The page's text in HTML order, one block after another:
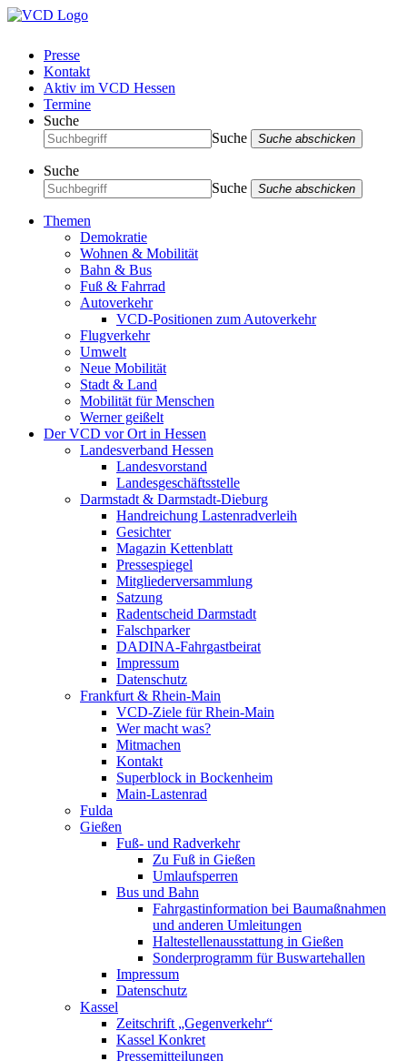
Presse
Kontakt
Aktiv im VCD Hessen
Termine
Suche
Suche
Suche abschicken
Suche
Suche
Suche abschicken
Themen
Demokratie
Wohnen & Mobilität
Bahn & Bus
Fuß & Fahrrad
Autoverkehr
VCD-Positionen zum Autoverkehr
Flugverkehr
Umwelt
Neue Mobilität
Stadt & Land
Mobilität für Menschen
Werner geißelt
Der VCD vor Ort in Hessen
Landesverband Hessen
Landesvorstand
Landesgeschäftsstelle
Darmstadt & Darmstadt-Dieburg
Handreichung Lastenradverleih
Gesichter
Magazin Kettenblatt
Pressespiegel
Mitgliederversammlung
Satzung
Radentscheid Darmstadt
Falschparker
DADINA-Fahrgastbeirat
Impressum
Datenschutz
Frankfurt & Rhein-Main
VCD-Ziele für Rhein-Main
Wer macht was?
Mitmachen
Kontakt
Superblock in Bockenheim
Main-Lastenrad
Fulda
Gießen
Fuß- und Radverkehr
Zu Fuß in Gießen
Umlaufsperren
Bus und Bahn
Fahrgastinformation bei Baumaßnahmen
und anderen Umleitungen
Haltestellenausstattung in Gießen
Sonderprogramm für Buswartehallen
Impressum
Datenschutz
Kassel
Zeitschrift „Gegenverkehr“
Kassel Konkret
Pressemitteilungen